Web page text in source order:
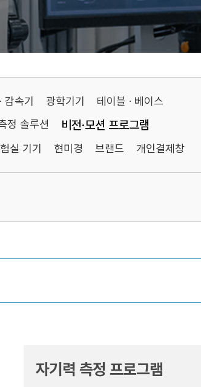
감속기 광학기기
테이블 · 베이스
정 솔루션 비전·모션 프로그램
실 기기 현미경 브랜드 개인결제창
자기력 측정 프로그램